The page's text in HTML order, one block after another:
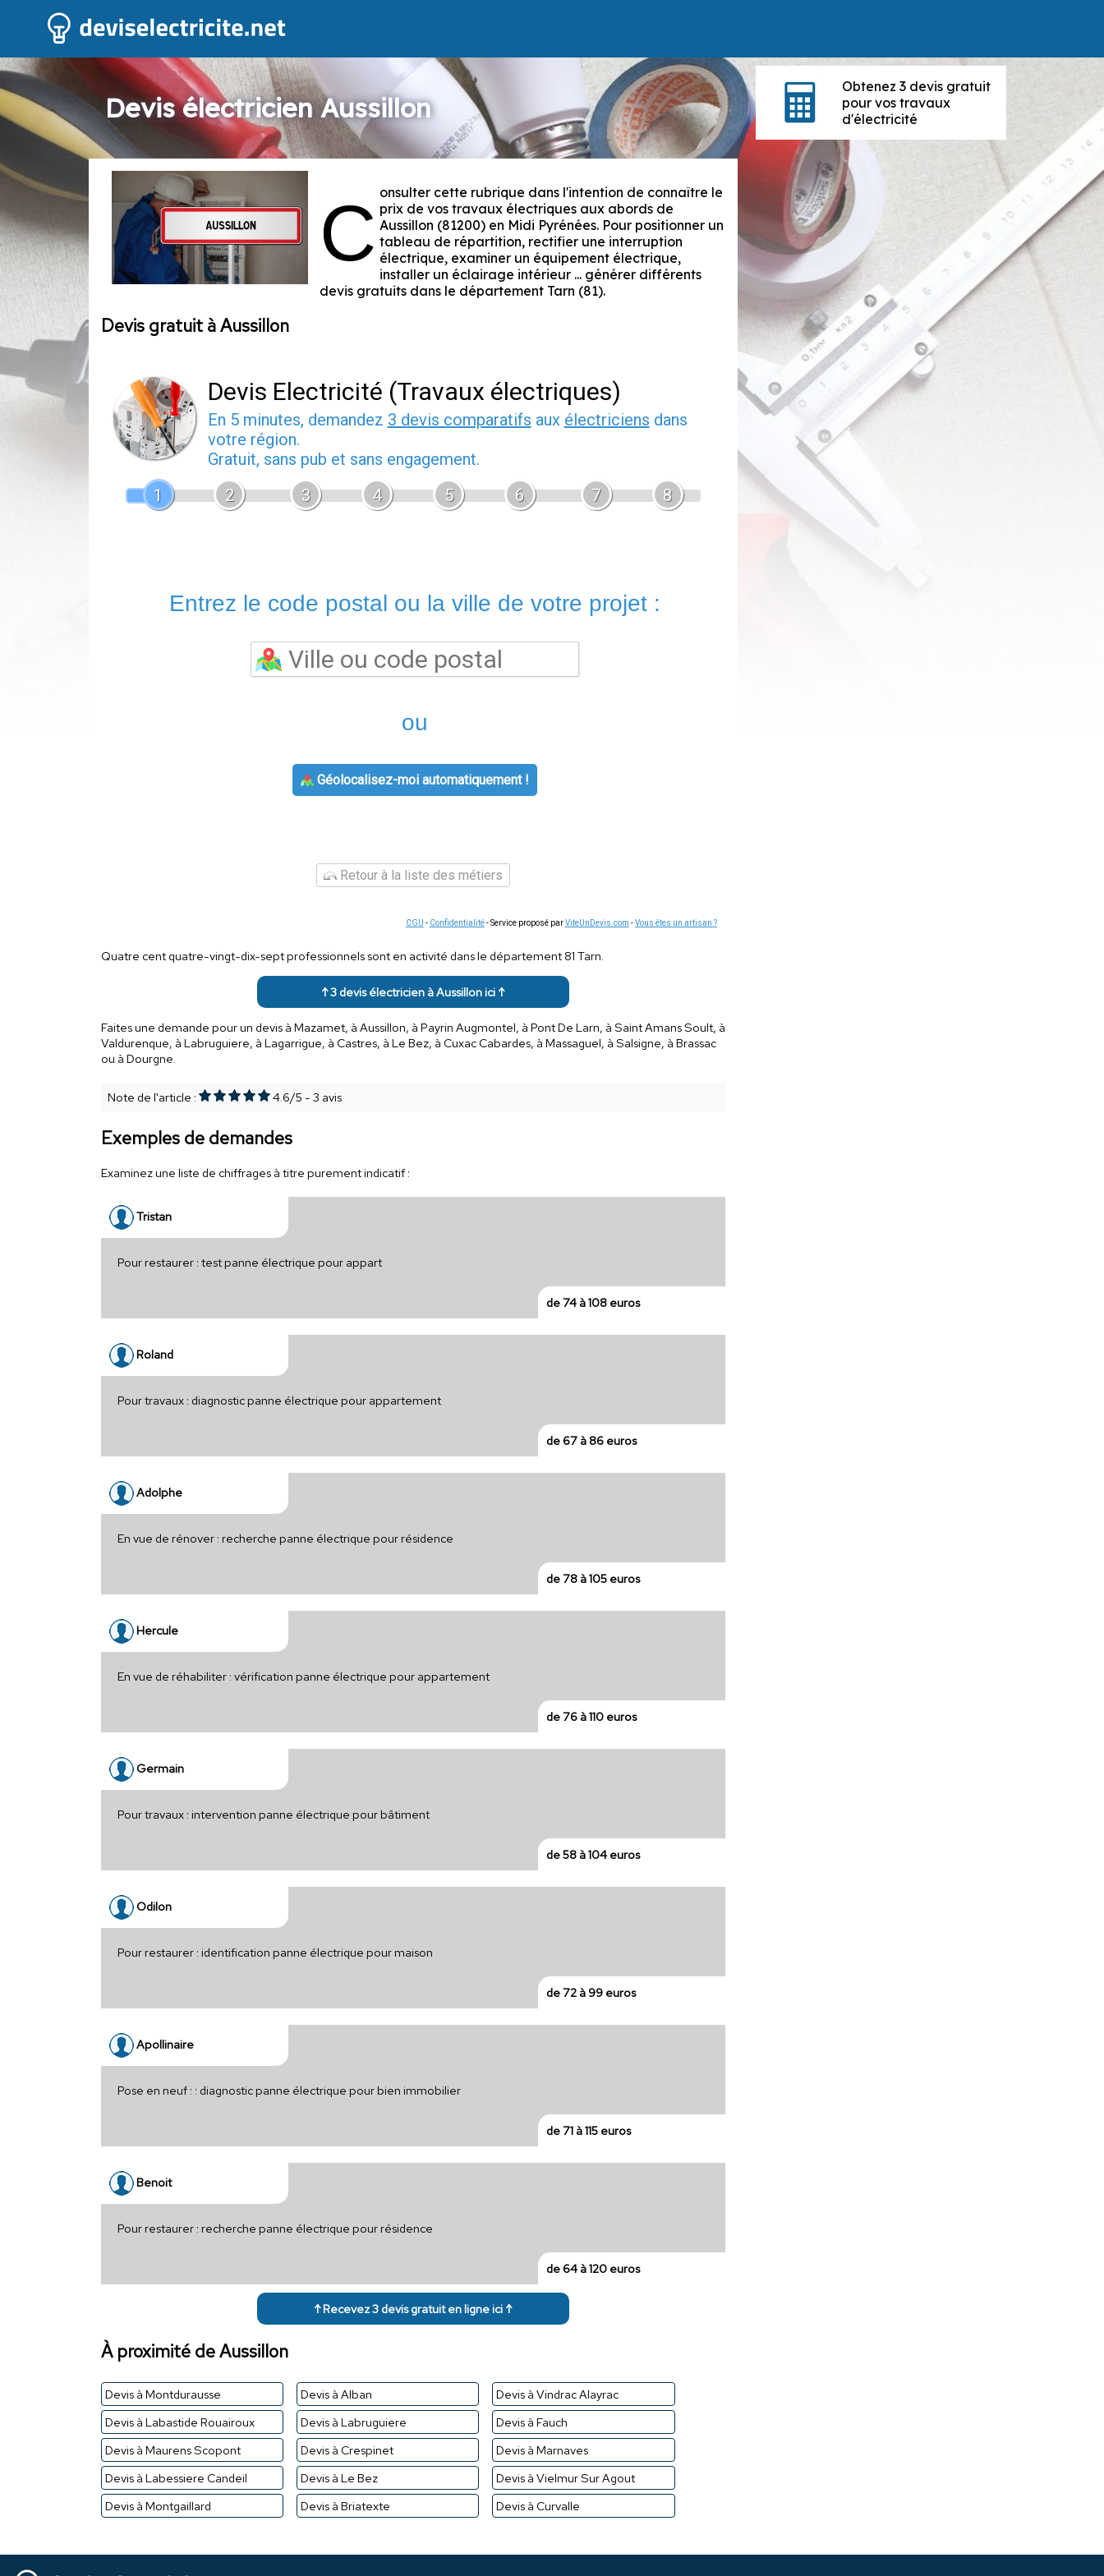
Devis électricien Aussillon
C onsulter cette rubrique dans l'intention de connaître le
prix de vos travaux électriques aux abords de
Aussillon (81200) en Midi Pyrénées. Pour positionner un
tableau de répartition, rectifier une interruption
électrique, examiner un équipement électrique,
installer un éclairage intérieur ... générer différents
devis gratuits dans le département Tarn (81).
Devis gratuit à Aussillon
Devis Electricité (Travaux électriques)
En 5 minutes, demandez 3 devis comparatifs aux électriciens dans
votre région.
Gratuit, sans pub et sans engagement.
1
2 3 4 5 6 7 8
Entrez le code postal ou la ville de votre projet :
ou
Géolocalisez-moi automatiquement !
Retour à la liste des métiers
CGU - Confidentialité- Service proposé parViteUnDevis.com -Vous êtes un artisan ?
Quatre cent quatre-vingt-dix-sept professionnels sont en activité dans le département 81 Tarn.
↑ 3 devis électricien à Aussillon ici ↑
Faites une demande pour un devis à Mazamet, à Aussillon, à Payrin Augmontel, à Pont De Larn, à Saint Amans Soult, à
Valdurenque, à Labruguiere, à Lagarrigue, à Castres, à Le Bez, à Cuxac Cabardes, à Massaguel, à Salsigne, à Brassac
ou à Dourgne.
Note de l'article : 4.6/5 - 3 avis
Exemples de demandes
Examinez une liste de chiffrages à titre purement indicatif :
Tristan
Pour restaurer : test panne électrique pour appart
de 74 à 108 euros
Roland
Pour travaux : diagnostic panne électrique pour appartement
de 67 à 86 euros
Adolphe
En vue de rénover : recherche panne électrique pour résidence
de 78 à 105 euros
Hercule
En vue de réhabiliter : vérification panne électrique pour appartement
de 76 à 110 euros
Germain
Pour travaux : intervention panne électrique pour bâtiment
de 58 à 104 euros
Odilon
Pour restaurer : identification panne électrique pour maison
de 72 à 99 euros
Apollinaire
Pose en neuf : : diagnostic panne électrique pour bien immobilier
de 71 à 115 euros
Benoit
Pour restaurer : recherche panne électrique pour résidence
de 64 à 120 euros
↑ Recevez 3 devis gratuit en ligne ici ↑
À proximité de Aussillon
Devis à Montdurausse Devis à Alban
Devis à Vindrac Alayrac
Devis à Labastide Rouairoux
Devis à Labruguiere
Devis à Fauch
Devis à Maurens Scopont
Devis à Crespinet
Devis à Marnaves
Devis à Labessiere Candeil
Devis à Le Bez
Devis à Vielmur Sur Agout
Devis à Montgaillard
Devis à Briatexte Devis à Curvalle
Obtenez 3 devis gratuit
pour vos travaux
d'électricité